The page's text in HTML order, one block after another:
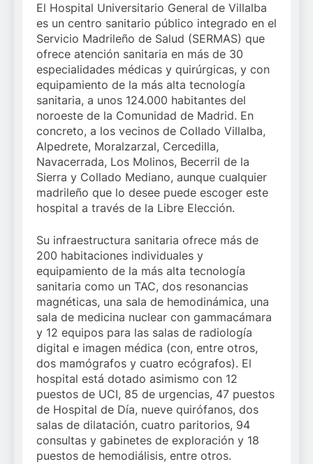
El Hospital Universitario General de Villalba
es un centro sanitario público integrado en el
Servicio Madrileño de Salud (SERMAS) que
ofrece atención sanitaria en más de 30
especialidades médicas y quirúrgicas, y con
equipamiento de la más alta tecnología
sanitaria, a unos 124.000 habitantes del
noroeste de la Comunidad de Madrid. En
concreto, a los vecinos de Collado Villalba,
Alpedrete, Moralzarzal, Cercedilla,
Navacerrada, Los Molinos, Becerril de la
Sierra y Collado Mediano, aunque cualquier
madrileño que lo desee puede escoger este
hospital a través de la Libre Elección.
Su infraestructura sanitaria ofrece más de
200 habitaciones individuales y
equipamiento de la más alta tecnología
sanitaria como un TAC, dos resonancias
magnéticas, una sala de hemodinámica, una
sala de medicina nuclear con gammacámara
y 12 equipos para las salas de radiología
digital e imagen médica (con, entre otros,
dos mamógrafos y cuatro ecógrafos). El
hospital está dotado asimismo con 12
puestos de UCI, 85 de urgencias, 47 puestos
de Hospital de Día, nueve quirófanos, dos
salas de dilatación, cuatro paritorios, 94
consultas y gabinetes de exploración y 18
puestos de hemodiálisis, entre otros.